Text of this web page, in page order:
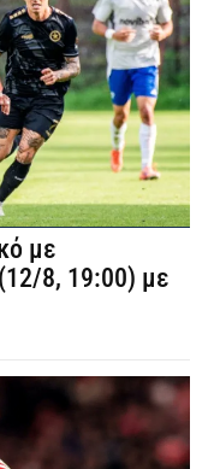
με
8, 19:00) με